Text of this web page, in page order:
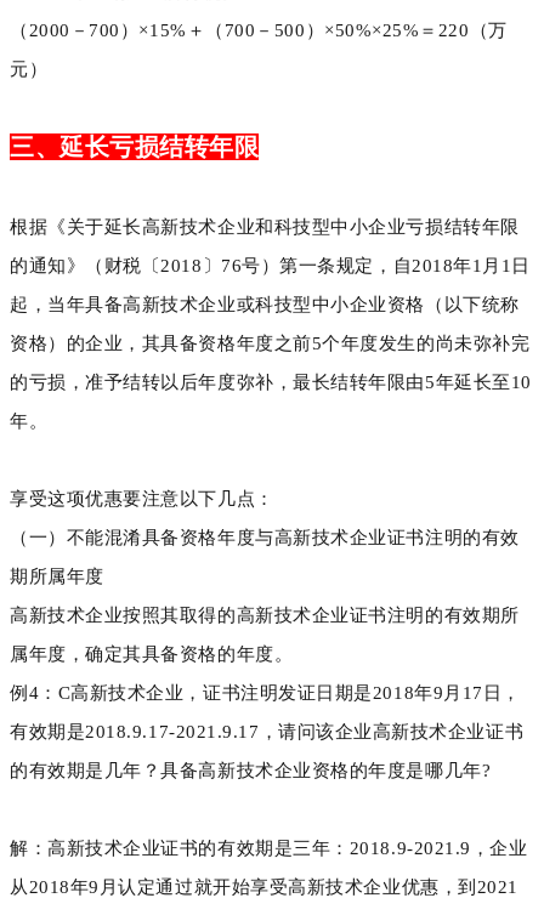
（2000－700）×15%＋（700－500）×50%×25%＝220（万
元）
三、延长亏损结转年限
根据《关于延长高新技术企业和科技型中小企业亏损结转年限
的通知》（财税〔2018〕76号）第一条规定，自2018年1月1日
起，当年具备高新技术企业或科技型中小企业资格（以下统称
资格）的企业，其具备资格年度之前5个年度发生的尚未弥补完
的亏损，准予结转以后年度弥补，最长结转年限由5年延长至10
年。
享受这项优惠要注意以下几点：
（一）不能混淆具备资格年度与高新技术企业证书注明的有效
期所属年度
高新技术企业按照其取得的高新技术企业证书注明的有效期所
属年度，确定其具备资格的年度。
例4：C高新技术企业，证书注明发证日期是2018年9月17日，
有效期是2018.9.17-2021.9.17，请问该企业高新技术企业证书
的有效期是几年？具备高新技术企业资格的年度是哪几年?
解：高新技术企业证书的有效期是三年：2018.9-2021.9，企业
从2018年9月认定通过就开始享受高新技术企业优惠，到2021